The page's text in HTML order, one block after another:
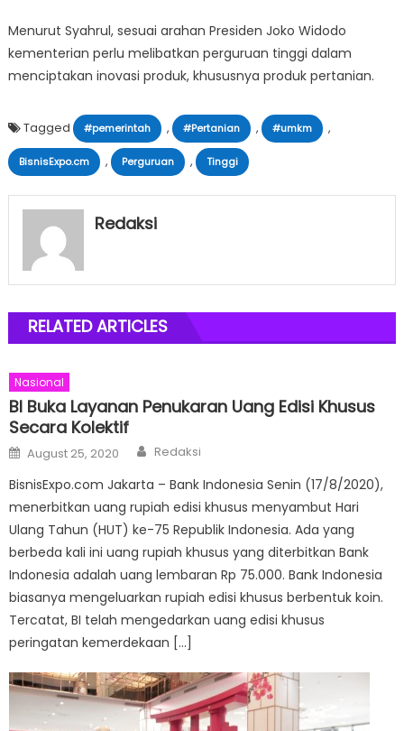
Menurut Syahrul, sesuai arahan Presiden Joko Widodo
kementerian perlu melibatkan perguruan tinggi dalam
menciptakan inovasi produk, khususnya produk pertanian.
Tagged #pemerintah , #Pertanian , #umkm ,
BisnisExpo.cm , Perguruan , Tinggi
Redaksi
RELATED ARTICLES
Nasional
BI Buka Layanan Penukaran Uang Edisi Khusus
Secara Kolektif
Posted
on
August 25, 2020 Author
Redaksi
BisnisExpo.com Jakarta – Bank Indonesia Senin (17/8/2020),
menerbitkan uang rupiah edisi khusus menyambut Hari
Ulang Tahun (HUT) ke-75 Republik Indonesia. Ada yang
berbeda kali ini uang rupiah khusus yang diterbitkan Bank
Indonesia adalah uang lembaran Rp 75.000. Bank Indonesia
biasanya mengeluarkan rupiah edisi khusus berbentuk koin.
Tercatat, BI telah mengedarkan uang edisi khusus
peringatan kemerdekaan […]